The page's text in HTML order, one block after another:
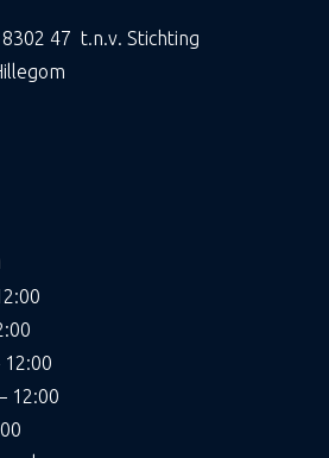
47 t.n.v. Stichting
12:00
12:00